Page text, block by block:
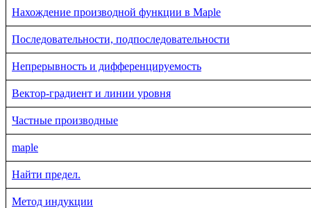
Нахождение производной функции в Maple
Последовательности, подпоследовательности
Непрерывность и дифференцируемость
Вектор-градиент и линии уровня
Частные производные
maple
Найти предел.
Метод индукции